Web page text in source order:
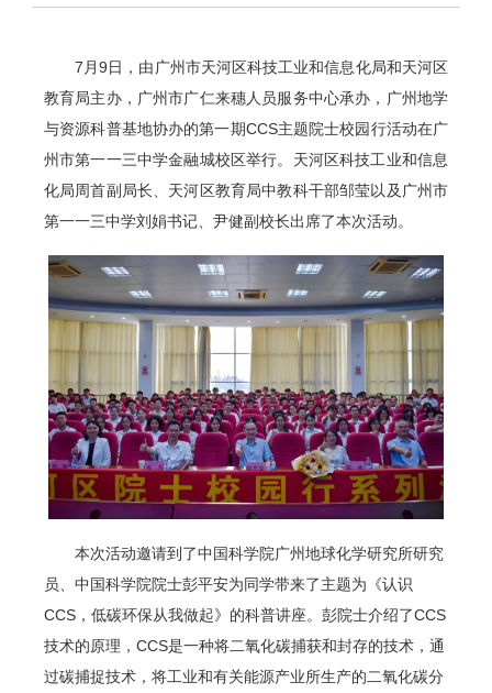
7月9日，由广州市天河区科技工业和信息化局和天河区
教育局主办，广州市广仁来穗人员服务中心承办，广州地学
与资源科普基地协办的第一期CCS主题院士校园行活动在广
州市第一一三中学金融城校区举行。天河区科技工业和信息
化局周首副局长、天河区教育局中教科干部邹莹以及广州市
第一一三中学刘娟书记、尹健副校长出席了本次活动。
本次活动邀请到了中国科学院广州地球化学研究所研究
员、中国科学院院士彭平安为同学带来了主题为《认识
CCS，低碳环保从我做起》的科普讲座。彭院士介绍了CCS
技术的原理，CCS是一种将二氧化碳捕获和封存的技术，通
过碳捕捉技术，将工业和有关能源产业所生产的二氧化碳分